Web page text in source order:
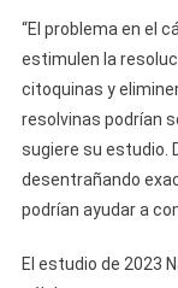
“El problema en el
estimulen la
citoquinas y
resolvinas podrían
sugiere su estudio.
desentrañando
podrían ayudar a
El estudio de 2023